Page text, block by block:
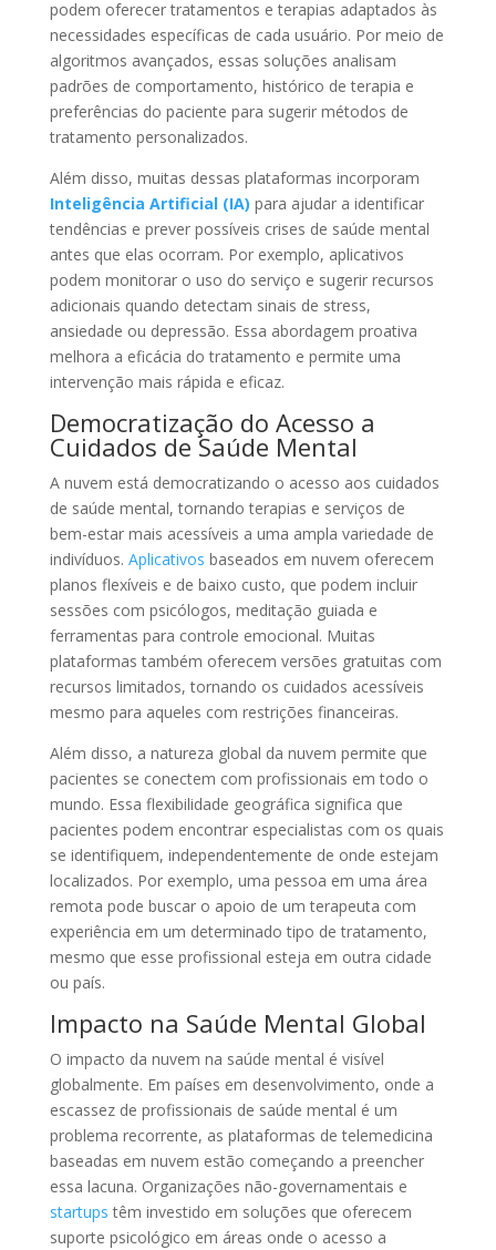
podem oferecer tratamentos e terapias adaptados às
necessidades específicas de cada usuário. Por meio de
algoritmos avançados, essas soluções analisam
padrões de comportamento, histórico de terapia e
preferências do paciente para sugerir métodos de
tratamento personalizados.
Além disso, muitas dessas plataformas incorporam
Inteligência Artificial (IA) para ajudar a identificar
tendências e prever possíveis crises de saúde mental
antes que elas ocorram. Por exemplo, aplicativos
podem monitorar o uso do serviço e sugerir recursos
adicionais quando detectam sinais de stress,
ansiedade ou depressão. Essa abordagem proativa
melhora a eficácia do tratamento e permite uma
intervenção mais rápida e eficaz.
Democratização do Acesso a
Cuidados de Saúde Mental
A nuvem está democratizando o acesso aos cuidados
de saúde mental, tornando terapias e serviços de
bem-estar mais acessíveis a uma ampla variedade de
indivíduos. Aplicativos baseados em nuvem oferecem
planos flexíveis e de baixo custo, que podem incluir
sessões com psicólogos, meditação guiada e
ferramentas para controle emocional. Muitas
plataformas também oferecem versões gratuitas com
recursos limitados, tornando os cuidados acessíveis
mesmo para aqueles com restrições financeiras.
Além disso, a natureza global da nuvem permite que
pacientes se conectem com profissionais em todo o
mundo. Essa flexibilidade geográfica significa que
pacientes podem encontrar especialistas com os quais
se identifiquem, independentemente de onde estejam
localizados. Por exemplo, uma pessoa em uma área
remota pode buscar o apoio de um terapeuta com
experiência em um determinado tipo de tratamento,
mesmo que esse profissional esteja em outra cidade
ou país.
Impacto na Saúde Mental Global
O impacto da nuvem na saúde mental é visível
globalmente. Em países em desenvolvimento, onde a
escassez de profissionais de saúde mental é um
problema recorrente, as plataformas de telemedicina
baseadas em nuvem estão começando a preencher
essa lacuna. Organizações não-governamentais e
startups têm investido em soluções que oferecem
suporte psicológico em áreas onde o acesso a